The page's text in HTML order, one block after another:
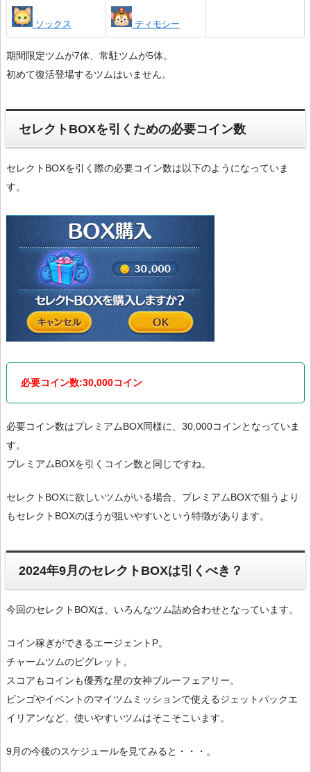
ソックス ティモシー
期間限定ツムが7体、常駐ツムが5体。
初めて復活登場するツムはいません。
セレクトBOXを引くための必要コイン数
セレクトBOXを引く際の必要コイン数は以下のようになっていま
す。
必要コイン数:30,000コイン
必要コイン数はプレミアムBOX同様に、30,000コインとなっていま
す。
プレミアムBOXを引くコイン数と同じですね。
セレクトBOXに欲しいツムがいる場合、プレミアムBOXで狙うより
もセレクトBOXのほうが狙いやすいという特徴があります。
2024年9月のセレクトBOXは引くべき？
今回のセレクトBOXは、いろんなツム詰め合わせとなっています。
コイン稼ぎができるエージェントP。
チャームツムのピグレット。
スコアもコインも優秀な星の女神ブルーフェアリー。
ビンゴやイベントのマイツムミッションで使えるジェットパックエ
イリアンなど、使いやすいツムはそこそこいます。
9月の今後のスケジュールを見てみると・・・。